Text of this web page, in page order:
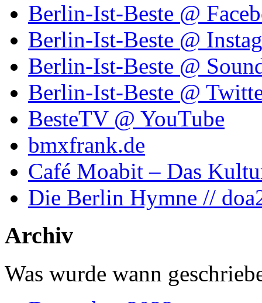
Berlin-Ist-Beste @
Berlin-Ist-Beste @
Berlin-Ist-Beste @
Berlin-Ist-Beste @
BesteTV @ YouTube
bmxfrank.de
Café Moabit – Das
Die Berlin Hymne //
Archiv
Was wurde wann